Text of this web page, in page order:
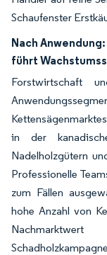
Schaufenster
Nach Anwendung:
führt
Forstwirtschaft
in der
Nadelholzgütern
Professionelle
zum Fällen
hohe Anzahl von